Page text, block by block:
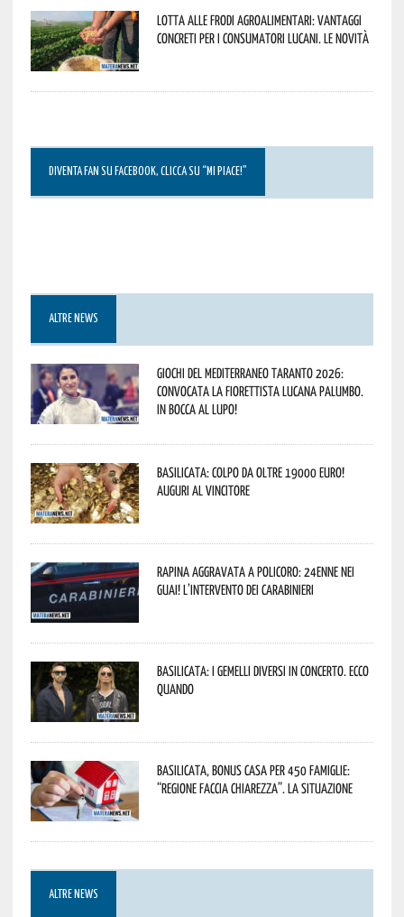
Lotta alle frodi agroalimentari: vantaggi
concreti per i consumatori lucani. Le novità
DIVENTA FAN SU FACEBOOK, CLICCA SU “MI PIACE!”
ALTRE NEWS
Giochi del Mediterraneo Taranto 2026:
convocata la fiorettista lucana Palumbo.
In bocca al lupo!
Basilicata: colpo da oltre 19000 Euro!
Auguri al vincitore
Rapina aggravata a Policoro: 24enne nei
guai! L’intervento dei Carabinieri
Basilicata: i Gemelli DiVersi in concerto. Ecco
quando
Basilicata, Bonus casa per 450 famiglie:
“Regione faccia chiarezza”. La situazione
ALTRE NEWS